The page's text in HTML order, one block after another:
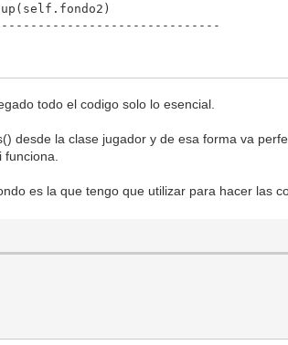
todo el codigo solo lo esencial.
desde la clase jugador y de esa forma va
es la que tengo que utilizar para hacer las